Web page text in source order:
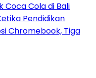
Coca Cola di Bali
Pendidikan
Chromebook, Tiga